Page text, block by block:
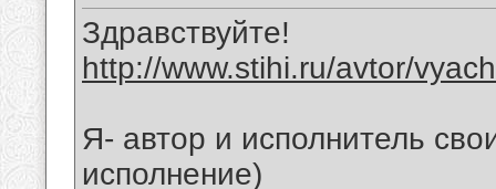
Здравствуйте!
http://www.stihi.ru/avtor/
Я- автор и исполнитель
исполнение)